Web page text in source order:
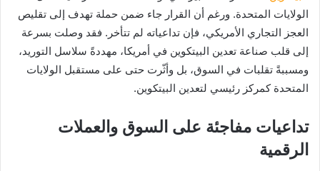
الولايات المتحدة. ورغم أن القرار جاء ضمن حملة تهدف إلى تقليص
العجز التجاري الأمريكي، فإن تداعياته لم تتأخر. فقد وصلت بسرعة
إلى قلب صناعة تعدين البيتكوين في أمريكا، مهددةً سلاسل التوريد،
ومسببةً تقلبات في السوق، بل وأثّرت حتى على مستقبل الولايات
المتحدة كمركز رئيسي لتعدين البيتكوين.
تداعيات مفاجئة على السوق والعملات
الرقمية